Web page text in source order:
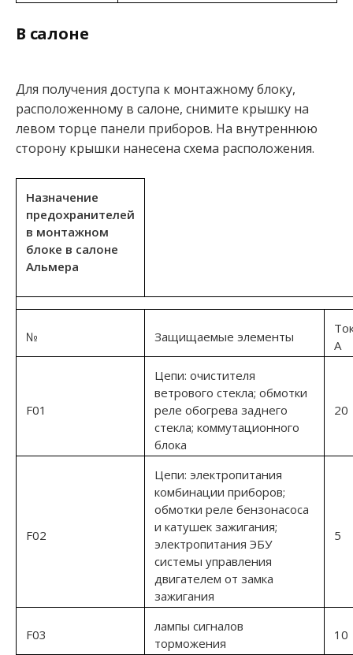
В салоне
Для получения доступа к монтажному блоку,
расположенному в салоне, снимите крышку на
левом торце панели приборов. На внутреннюю
сторону крышки нанесена схема расположения.
Назначение
предохранителей
в монтажном
блоке в салоне
Альмера
№ Защищаемые элементы
А
F01
Цепи: очистителя
ветрового стекла; обмотки
реле обогрева заднего
стекла; коммутационного
блока
20
F02
Цепи: электропитания
комбинации приборов;
обмотки реле бензонасоса
и катушек зажигания;
электропитания ЭБУ
системы управления
двигателем от замка
зажигания
5
F03
лампы сигналов
торможения
10